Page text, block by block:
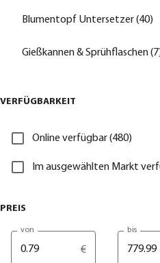
Blumentopf Untersetzer (40)
Gießkannen & Sprühflaschen
VERFÜGBARKEIT
Online verfügbar (480)
Im ausgewählten Markt
PREIS
von
€
bis